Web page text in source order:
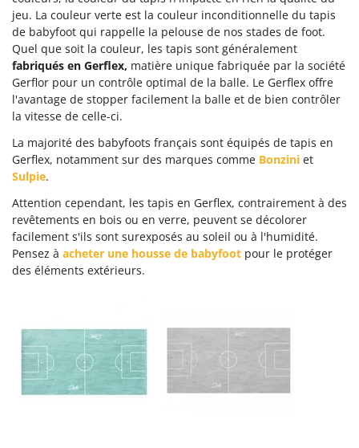
jeu. La couleur verte est la couleur inconditionnelle du tapis
de babyfoot qui rappelle la pelouse de nos stades de foot.
Quel que soit la couleur, les tapis sont généralement
fabriqués en Gerflex, matière unique fabriquée par la société
Gerflor pour un contrôle optimal de la balle. Le Gerflex offre
l'avantage de stopper facilement la balle et de bien contrôler
la vitesse de celle-ci.
La majorité des babyfoots français sont équipés de tapis en
Gerflex, notamment sur des marques comme Bonzini et
Sulpie.
Attention cependant, les tapis en Gerflex, contrairement à des
revêtements en bois ou en verre, peuvent se décolorer
facilement s'ils sont surexposés au soleil ou à l'humidité.
Pensez à acheter une housse de babyfoot pour le protéger
des éléments extérieurs.